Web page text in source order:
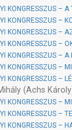
KONGRESSZUS –
KONGRESSZUS –
KONGRESSZUS –
KONGRESSZUS –
KONGRESSZUS –
KONGRESSZUS –
KONGRESSZUS –
(Achs
KONGRESSZUS –
KONGRESSZUS –
KONGRESSZUS –